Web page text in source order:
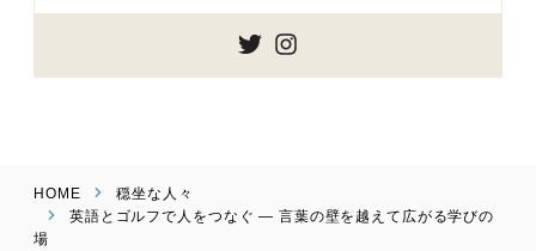
HOME
穏坐な人々
英語とゴルフで人をつなぐ — 言葉の壁を越えて広がる学びの
場